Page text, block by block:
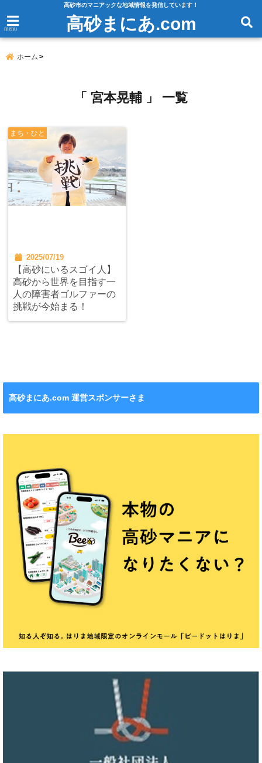
高砂市のマニアックな地域情報を発信しています！
menu 高砂まにあ.com
ホーム
「 宮本晃輔 」 一覧
まち・ひと
2025/07/19
【高砂にいるスゴイ人】
高砂から世界を目指す一
人の障害者ゴルファーの
挑戦が今始まる！
高砂まにあ.com 運営スポンサーさま